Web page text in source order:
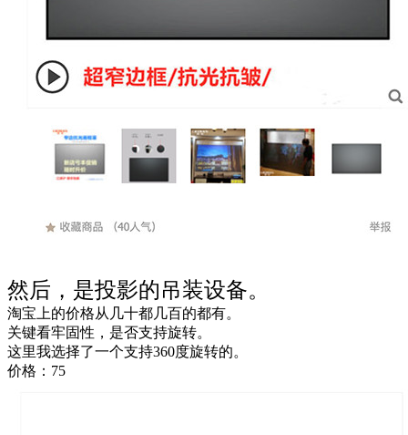
然后，是投影的吊装设备。
淘宝上的价格从几十都几百的都有。
关键看牢固性，是否支持旋转。
这里我选择了一个支持360度旋转的。
价格：75